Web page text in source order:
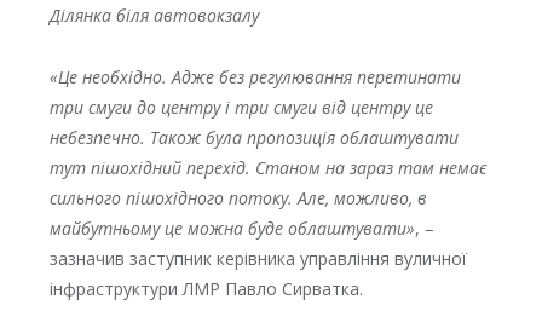
Ділянка біля автовокзалу
«Це необхідно. Адже без регулювання перетинати
три смуги до центру і три смуги від центру це
небезпечно. Також була пропозиція облаштувати
тут пішохідний перехід. Станом на зараз там немає
сильного пішохідного потоку. Але, можливо, в
майбутньому це можна буде облаштувати», –
зазначив заступник керівника управління вуличної
інфраструктури ЛМР Павло Сирватка.